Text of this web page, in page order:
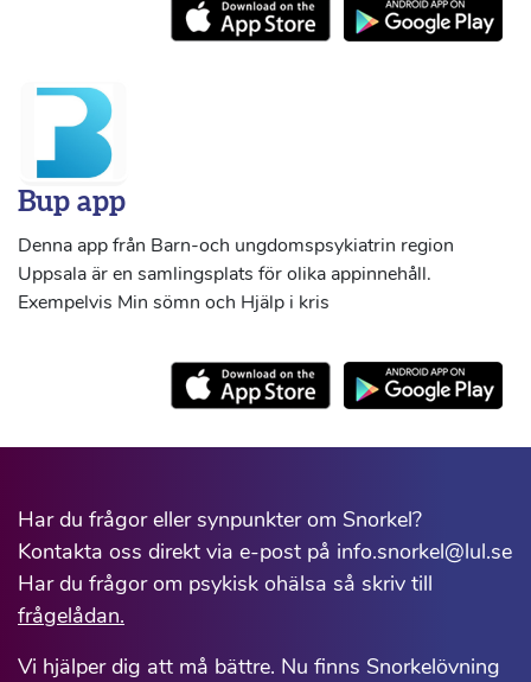
Bup app
Denna app från Barn-och ungdomspsykiatrin region
Uppsala är en samlingsplats för olika appinnehåll.
Exempelvis Min sömn och Hjälp i kris
Har du frågor eller synpunkter om Snorkel?
Kontakta oss direkt via e-post på info.snorkel@lul.se
Har du frågor om psykisk ohälsa så skriv till
frågelådan.
Vi hjälper dig att må bättre. Nu finns Snorkelövning